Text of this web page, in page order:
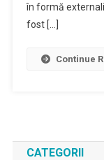
în formă
fost […]
Continue
CATEGORII